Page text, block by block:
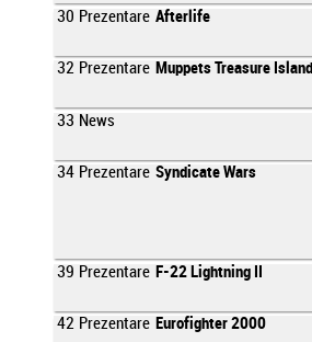
30 Prezentare Afterlife
32 Prezentare Muppets Treasure Island
33 News
34 Prezentare Syndicate Wars
39 Prezentare F-22 Lightning II
42 Prezentare Eurofighter 2000